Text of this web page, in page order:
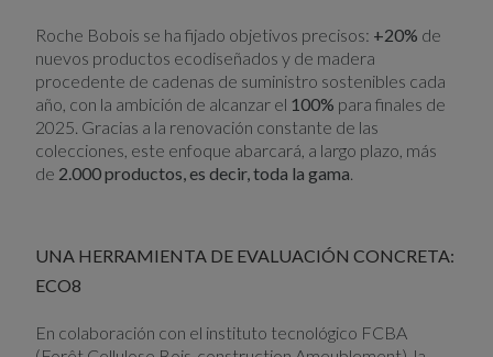
Roche Bobois se ha fijado objetivos precisos: +20% de
nuevos productos ecodiseñados y de madera
procedente de cadenas de suministro sostenibles cada
año, con la ambición de alcanzar el 100% para finales de
2025. Gracias a la renovación constante de las
colecciones, este enfoque abarcará, a largo plazo, más
de 2.000 productos, es decir, toda la gama
UNA HERRAMIENTA DE EVALUACIÓN CONCRETA:
ECO8
En colaboración con el instituto tecnológico FCBA